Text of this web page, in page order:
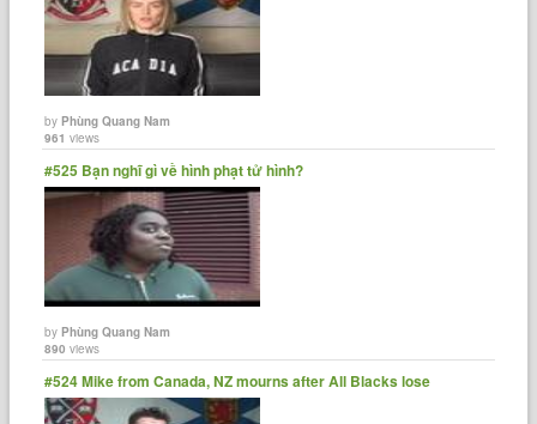
byPhùng Quang Nam
961 views
#525 Bạn nghĩ gì về hình phạt tử hình?
byPhùng Quang Nam
890 views
#524 Mike from Canada, NZ mourns after All Blacks lose